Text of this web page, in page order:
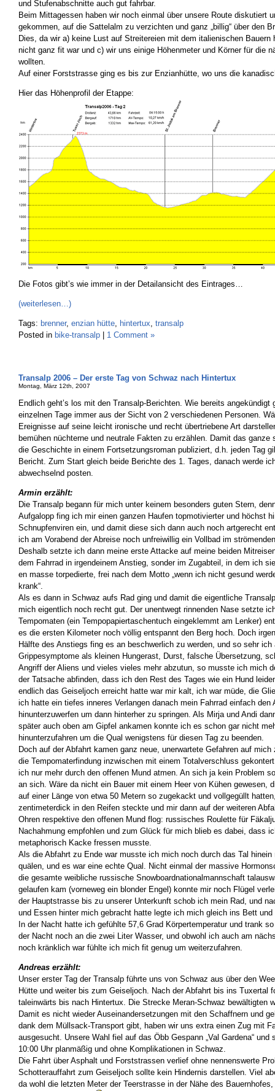
und Stufenabschnitte auch gut fahrbar.
Beim Mittagessen haben wir noch einmal über unsere Route diskutiert
gekommen, auf die Sattelalm zu verzichten und ganz „billig“ über den
Dies, da wir a) keine Lust auf Streitereien mit dem italienischen Bauern
nicht ganz fit war und c) wir uns einige Höhenmeter und Körner für die
wollten.
Auf einer Forststrasse ging es bis zur Enzianhütte, wo uns die
Hier das Höhenprofil der Etappe:
Die Fotos gibt’s wie immer in der Detailansicht des Eintrages…
(weiterlesen…)
Tags: brenner, enzian hütte, hintertux, transalp
Posted in bike-transalp 1 Comment »
Transalp 2006 – Der erste Tag von Schwaz nach Hintertux
Montag, März 12th, 2007
Endlich geht’s los mit den Transalp-Berichten. Wie bereits angekündigt
einzelnen Tage immer aus der Sicht von 2 verschiedenen Personen.
Ereignisse auf seine leicht ironische und recht übertriebene Art
bemühen nüchterne und neutrale Fakten zu erzählen. Damit das ganze
die Geschichte in einem Fortsetzungsroman publiziert, d.h. jeden Tag
Bericht. Zum Start gleich beide Berichte des 1. Tages, danach werde
abwechselnd posten.
Armin erzählt:
Die Transalp begann für mich unter keinem besonders guten Stern,
Aufgalopp fing ich mir einen ganzen Haufen topmotivierter und höchst
Schnupfenviren ein, und damit diese sich dann auch noch artgerecht
ich am Vorabend der Abreise noch unfreiwillig ein Vollbad im
Deshalb setzte ich dann meine erste Attacke auf meine beiden
dem Fahrrad in irgendeinem Anstieg, sonder im Zugabteil, in dem ich
en masse torpedierte, frei nach dem Motto „wenn ich nicht gesund
krank“.
Als es dann in Schwaz aufs Rad ging und damit die eigentliche
mich eigentlich noch recht gut. Der unentwegt rinnenden Nase setzte
Tempomaten (ein Tempopapiertaschentuch eingeklemmt am Lenker)
es die ersten Kilometer noch völlig entspannt den Berg hoch. Doch
Hälfte des Anstiegs fing es an beschwerlich zu werden, und so sehr
Grippesymptome als kleinen Hungerast, Durst, falsche Übersetzung,
Angriff der Aliens und vieles vieles mehr abzutun, so musste ich mich
der Tatsache abfinden, dass ich den Rest des Tages wie ein Hund
endlich das Geiseljoch erreicht hatte war mir kalt, ich war müde, die
ich hatte ein tiefes inneres Verlangen danach mein Fahrrad einfach den
hinunterzuwerfen um dann hinterher zu springen. Als Mirja und Andi
später auch oben am Gipfel ankamen konnte ich es schon gar nicht
hinunterzufahren um die Qual wenigstens für diesen Tag zu beenden.
Doch auf der Abfahrt kamen ganz neue, unerwartete Gefahren auf
die Tempomaterfindung inzwischen mit einem Totalverschluss
ich nur mehr durch den offenen Mund atmen. An sich ja kein Problem
an sich. Wäre da nicht ein Bauer mit einem Heer von Kühen gewesen,
auf einer Länge von etwa 50 Metern so zugekackt und vollgegüllt
zentimeterdick in den Reifen steckte und mir dann auf der weiteren
Ohren respektive den offenen Mund flog: russisches Roulette für
Nachahmung empfohlen und zum Glück für mich blieb es dabei, dass
metaphorisch Kacke fressen musste.
Als die Abfahrt zu Ende war musste ich mich noch durch das Tal hinein
quälen, und es war eine echte Qual. Nicht einmal der massive
die gesamte weibliche russische Snowboardnationalmannschaft
gelaufen kam (vorneweg ein blonder Engel) konnte mir noch Flügel
der Hauptstrasse bis zu unserer Unterkunft schob ich mein Rad, und
und Essen hinter mich gebracht hatte legte ich mich gleich ins Bett
In der Nacht hatte ich gefühlte 57,6 Grad Körpertemperatur und trank
der Nacht noch an die zwei Liter Wasser, und obwohl ich auch am
noch kränklich war fühlte ich mich fit genug um weiterzufahren.
Andreas erzählt:
Unser erster Tag der Transalp führte uns von Schwaz aus über den
Hütte und weiter bis zum Geiseljoch. Nach der Abfahrt bis ins Tuxertal
taleinwärts bis nach Hintertux. Die Strecke Meran-Schwaz bewältigten
Damit es nicht wieder Auseinandersetzungen mit den Schaffnern und
dank dem Müllsack-Transport gibt, haben wir uns extra einen Zug mit
ausgesucht. Unsere Wahl fiel auf das Öbb Gespann „Val Gardena“ und
10:00 Uhr planmäßig und ohne Komplikationen in Schwaz.
Die Fahrt über Asphalt und Forststrassen verlief ohne nennenswerte
Schotterauffahrt zum Geiseljoch sollte kein Hindernis darstellen. Viel
da wohl die letzten Meter der Teerstrasse in der Nähe des